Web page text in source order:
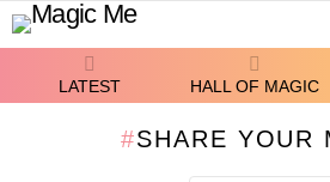
LATEST HALL OF MAGIC
SHARE YOUR